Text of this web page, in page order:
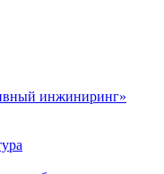
инжиниринг»